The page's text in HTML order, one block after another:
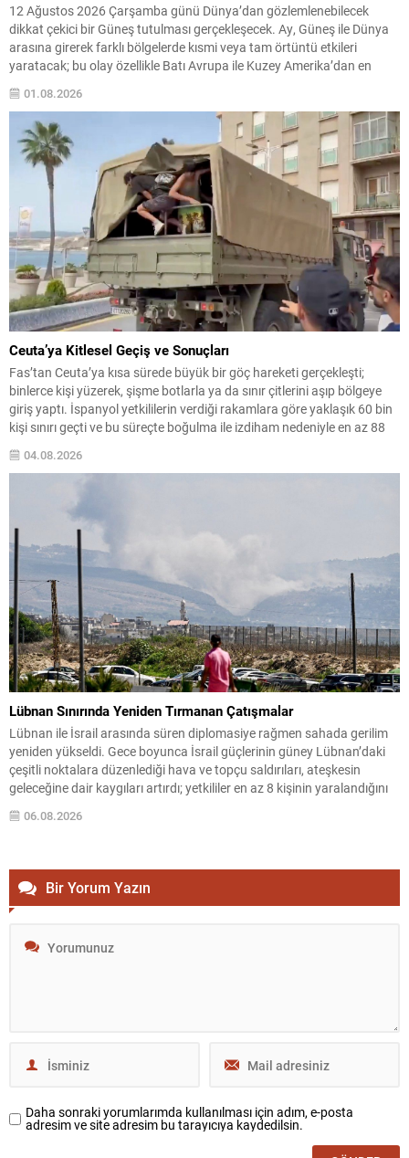
12 Ağustos 2026 Çarşamba günü Dünya’dan gözlemlenebilecek
dikkat çekici bir Güneş tutulması gerçekleşecek. Ay, Güneş ile Dünya
arasına girerek farklı bölgelerde kısmi veya tam örtüntü etkileri
yaratacak; bu olay özellikle Batı Avrupa ile Kuzey Amerika’dan en
fakat bazı kesimlerde gökyüzünde belirgin değişimler...
01.08.2026
Ceuta’ya Kitlesel Geçiş ve Sonuçları
Fas’tan Ceuta’ya kısa sürede büyük bir göç hareketi gerçekleşti;
binlerce kişi yüzerek, şişme botlarla ya da sınır çitlerini aşıp bölgeye
giriş yaptı. İspanyol yetkililerin verdiği rakamlara göre yaklaşık 60 bin
kişi sınırı geçti ve bu süreçte boğulma ile izdiham nedeniyle en az 88
04.08.2026
Lübnan Sınırında Yeniden Tırmanan Çatışmalar
Lübnan ile İsrail arasında süren diplomasiye rağmen sahada gerilim
yeniden yükseldi. Gece boyunca İsrail güçlerinin güney Lübnan’daki
çeşitli noktalara düzenlediği hava ve topçu saldırıları, ateşkesin
geleceğine dair kaygıları artırdı; yetkililer en az 8 kişinin yaralandığını
bildirdi. Sur kentine yakın Burc Şimali Mahallesi, insansız hava araçları
tarafından üst üste üç kez...
06.08.2026
Bir Yorum Yazın
Daha sonraki yorumlarımda kullanılması için adım, e-posta
adresim ve site adresim bu tarayıcıya kaydedilsin.